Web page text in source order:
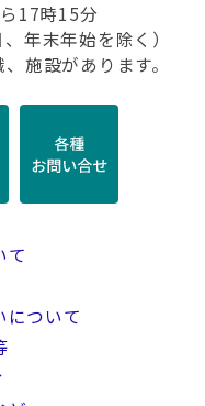
17時15分
年末年始を除く）
施設があります。
て
について